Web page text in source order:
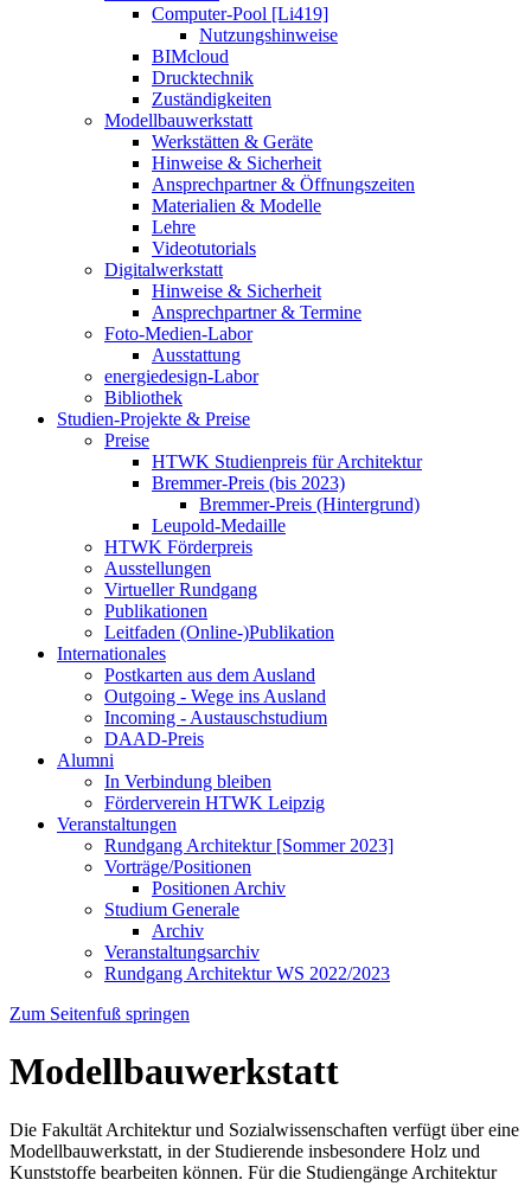
Computer-Pool [Li419]
Nutzungshinweise
BIMcloud
Drucktechnik
Zuständigkeiten
Modellbauwerkstatt
Werkstätten & Geräte
Hinweise & Sicherheit
Ansprechpartner & Öffnungszeiten
Materialien & Modelle
Lehre
Videotutorials
Digitalwerkstatt
Hinweise & Sicherheit
Ansprechpartner & Termine
Foto-Medien-Labor
Ausstattung
energiedesign-Labor
Bibliothek
Studien-Projekte & Preise
Preise
HTWK Studienpreis für Architektur
Bremmer-Preis (bis 2023)
Bremmer-Preis (Hintergrund)
Leupold-Medaille
HTWK Förderpreis
Ausstellungen
Virtueller Rundgang
Publikationen
Leitfaden (Online-)Publikation
Internationales
Postkarten aus dem Ausland
Outgoing - Wege ins Ausland
Incoming - Austauschstudium
DAAD-Preis
Alumni
In Verbindung bleiben
Förderverein HTWK Leipzig
Veranstaltungen
Rundgang Architektur [Sommer 2023]
Vorträge/Positionen
Positionen Archiv
Studium Generale
Archiv
Veranstaltungsarchiv
Rundgang Architektur WS 2022/2023
Zum Seitenfuß springen
Modellbauwerkstatt
Die Fakultät Architektur und Sozialwissenschaften verfügt über eine
Modellbauwerkstatt, in der Studierende insbesondere Holz und
Kunststoffe bearbeiten können. Für die Studiengänge Architektur